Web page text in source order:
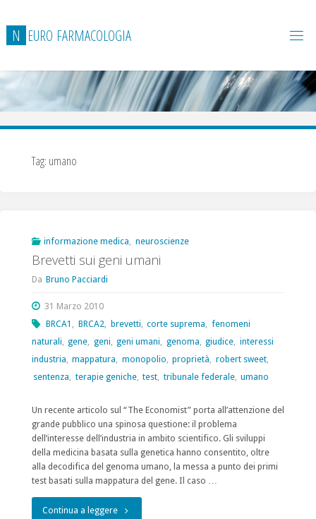
contenuto
N EURO FARMACOLOGIA
Tag: umano
informazione medica, neuroscienze
Brevetti sui geni umani
Da Bruno Pacciardi
31 Marzo 2010
BRCA1 , BRCA2, brevetti, corte suprema, fenomeni
naturali, gene, geni, geni umani, genoma, giudice, interessi
industria, mappatura, monopolio, proprietà, robert sweet,
sentenza, terapie geniche, test, tribunale federale, umano
Un recente articolo sul “The Economist” porta all’attenzione del
grande pubblico una spinosa questione: il problema
dell’interesse dell’industria in ambito scientifico. Gli sviluppi
della medicina basata sulla genetica hanno consentito, oltre
alla decodifica del genoma umano, la messa a punto dei primi
test basati sulla mappatura del gene. Il caso …
Continua a leggere"Brevetti